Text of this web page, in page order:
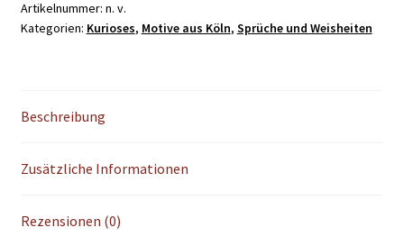
kütt
Menge
Artikelnummer: n. v.
Kategorien: Kurioses, Motive aus Köln, Sprüche und Weisheiten
Beschreibung
Zusätzliche Informationen
Rezensionen (0)